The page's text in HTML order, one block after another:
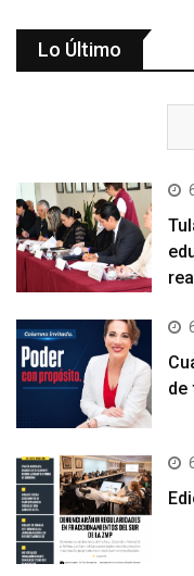
Lo Último
de